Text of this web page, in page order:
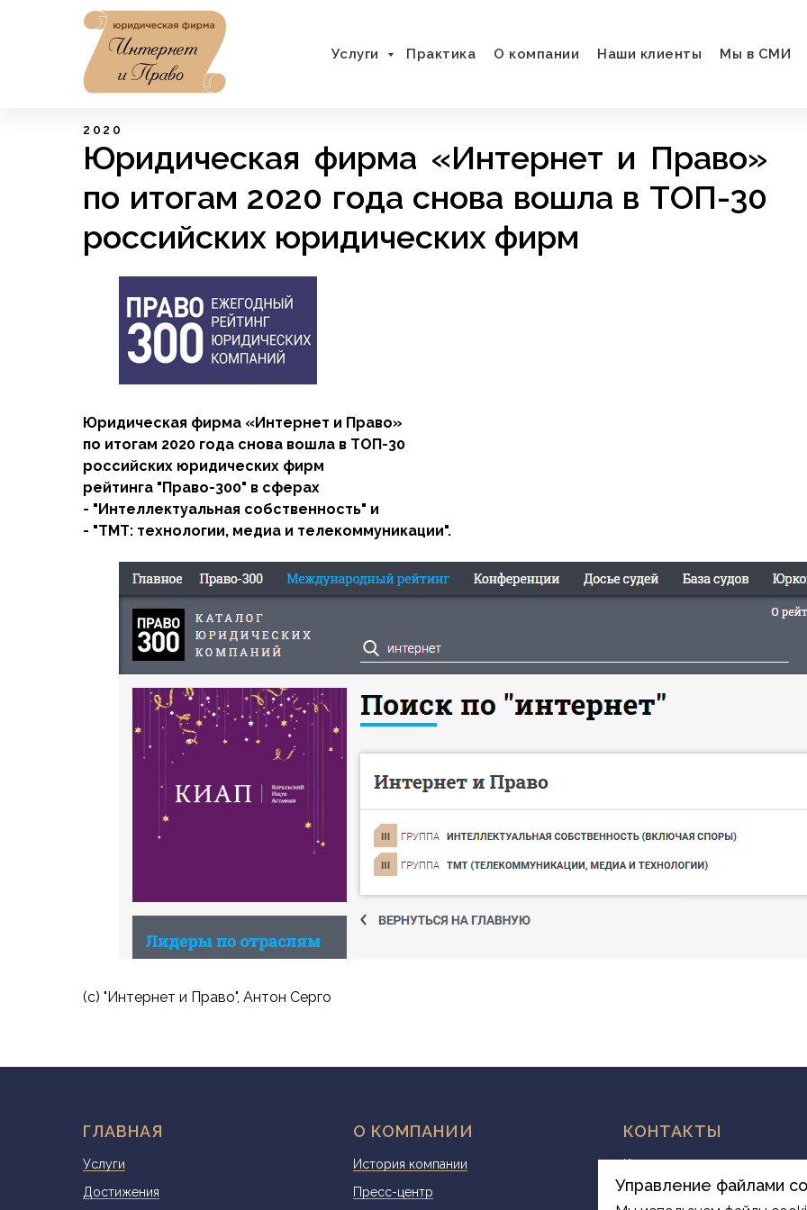
Услуги Практика О компании Наши клиенты Мы в СМИ
Управление файлами
2020
Юридическая фирма «Интернет и Право»
по итогам 2020 года снова вошла в TОП-30
российских юридических фирм
Юридическая фирма «Интернет и Право»
по итогам 2020 года снова вошла в TОП-30
российских юридических фирм
рейтинга "Право-300" в сферах
- "Интеллектуальная собственность" и
- "ТМТ: технологии, медиа и телекоммуникации".
(с) "Интернет и Право", Антон Серго
ГЛАВНАЯ
Услуги
Достижения
О КОМПАНИИ
История компании
Пресс-центр
КОНТАКТЫ
Контакты и реквизиты
mail@internet-law.ru